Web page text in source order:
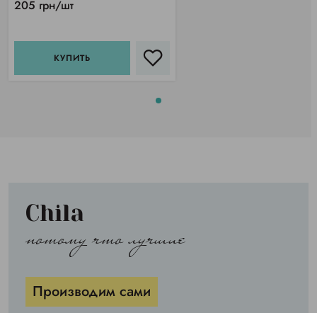
205 грн/шт
КУПИТЬ
Chila
потому что лучшие
Производим сами